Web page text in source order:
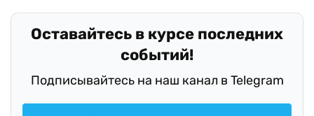
Оставайтесь в курсе последних
событий!
Подписывайтесь на наш канал в Telegram